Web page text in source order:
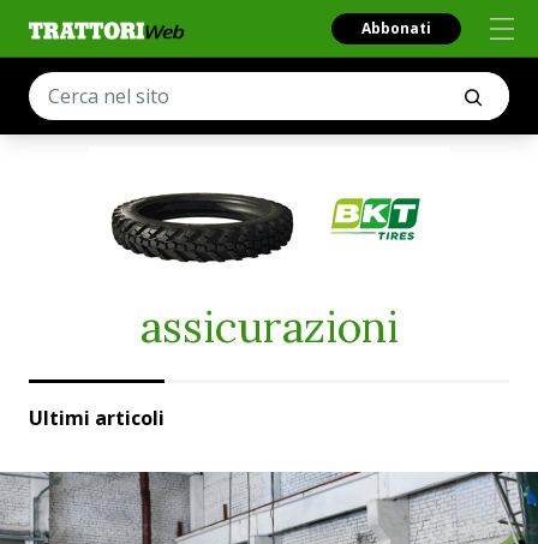
Abbonati
assicurazioni
Ultimi articoli